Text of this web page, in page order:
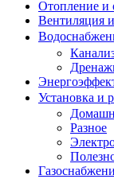
Отопление и
Вентиляция
Установка и
Разное